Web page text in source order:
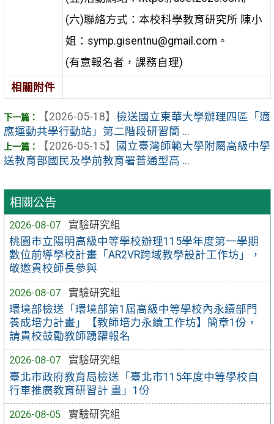
相關公告
2026-08-07
實驗研究組
桃園市立陽明高級中等學校辦理115學年度第一學期
數位前導學校計畫「AR2VR跨域教學設計工作坊」，
敬邀貴校師長參與
2026-08-07
實驗研究組
環境部檢送「環境部第1屆高級中等學校內永續部門
養成培力計畫」【教師培力永續工作坊】簡章1份，
請貴校鼓勵教師踴躍報名
2026-08-07
實驗研究組
臺北市政府教育局檢送「臺北市115年度中等學校自
行車推廣教育研習計 畫」1份
2026-08-05
實驗研究組
(六)聯絡方式：本校科學教育研究所 陳小
姐：symp.gisentnu@gmail.com。
(有意報名者，課務自理)
相關附件
【2026-05-18】 檢送國立東華大學辦理四區「適
應運動共學行動站」第二階段研習簡 ...
【2026-05-15】
國立臺灣師範大學附屬高級中學
送教育部國民及學前教育署普通型高 ...